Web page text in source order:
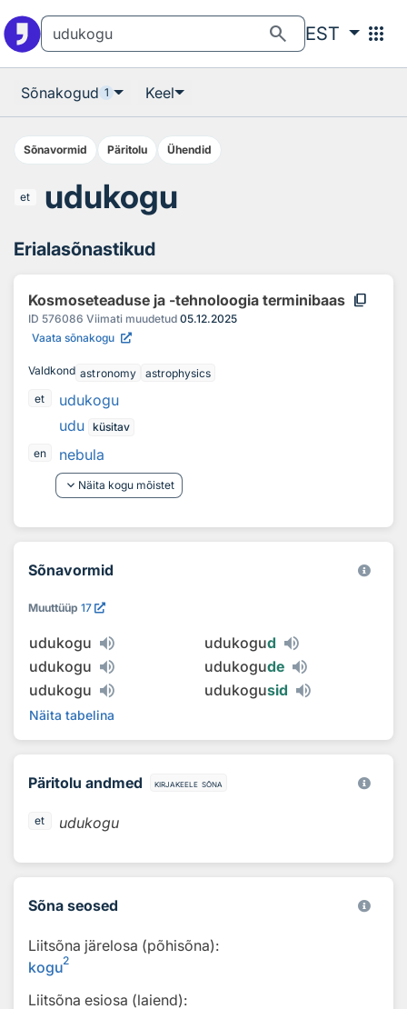
search EST apps
Sõnakogud 1 Keel
Sõnavormid Päritolu Ühendid
et udukogu
Erialasõnastikud
Kosmoseteaduse ja -tehnoloogia terminibaas content_copy
ID 576086 Viimati muudetud 05.12.2025
Vaata sõnakogu
Valdkond astronomy
astrophysics
et
udukogu
udu küsitav
en
nebula
keyboard_arrow_down Näita kogu mõistet
Sõnavormid
Muuttüüp 17
udukogu udukogud
udukogu
udukogude
udukogu
udukogusid
Näita tabelina
Päritolu andmed kirjakeele sõna
et udukogu
Sõna seosed
Liitsõna järelosa (põhisõna):
kogu2
Liitsõna esiosa (laiend):